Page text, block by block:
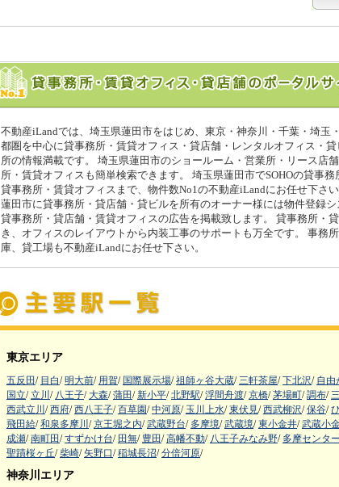
不動産iLandでは、埼玉県蓮田市をはじめ、東京・神奈川・千葉・埼玉
都圏を中心に貸事務所・賃貸オフィス・貸店舗・レンタルオフィス・
所の情報満載です。 埼玉県蓮田市のショールーム・営業所・リース店
所・賃貸オフィスも簡単検索できます。 埼玉県蓮田市でSOHOの貸事
貸事務所・賃貸オフィスまで、物件数No1の不動産iLandにお任せ下さ
蓮田市に貸事務所・貸店舗・貸ビルを所有のオーナー様には物件登録
貸事務所・貸店舗・賃貸オフィスの広告を掲載致します。 貸事務所・
き、オフィスのレイアウトから内装工事のサポートも万全です。 事務
庫、貸工場も不動産iLandにお任せ下さい。
東京エリア
五反田/ 目白/ 明大前/ 用賀/ 国際展示場/ 祖師ヶ谷大蔵/ 三軒茶屋/ 下北沢/ 自由
国立/ 立川 / 八王子/ 大森/ 蒲田/ 新小平/ 北野駅/ 浮間舟渡/ 京橋/ 茅場町/ 調布/
西武立川 / 西府/ 西八王子/ 百草園/ 中河原/ 玉川上水/ 東伏見/ 西武柳沢/ 保谷/
飛田給/ 和泉多摩川 / 京王堀之内/ 武蔵野台/ 多摩境/ 武蔵境/ 東小金井/ 武蔵小
成瀬/ 南町田/ すずかけ台/ 田無/ 豊田/ 高幡不動/ 八王子みなみ野/ 多摩センター
聖蹟桜ヶ丘/ 柴崎/ 矢野口/ 稲城長沼/ 分倍河原/
神奈川エリア